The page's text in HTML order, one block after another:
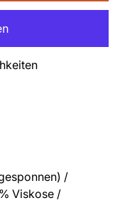
/
Viskose /